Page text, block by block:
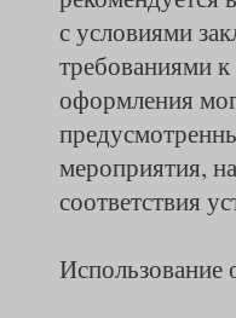
с условиями
требованиями
оформления
мероприятия,
соответствия
Использование